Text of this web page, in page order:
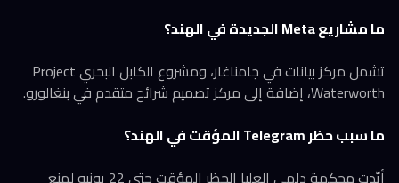
ما مشاريع Meta الجديدة في الهند؟
تشمل مركز بيانات في جامناغار، ومشروع الكابل البحري Project
Waterworth، إضافة إلى مركز تصميم شرائح متقدم في بنغالورو.
ما سبب حظر Telegram المؤقت في الهند؟
أيّدت محكمة دلهي العليا الحظر المؤقت حتى 22 يونيو لمنع